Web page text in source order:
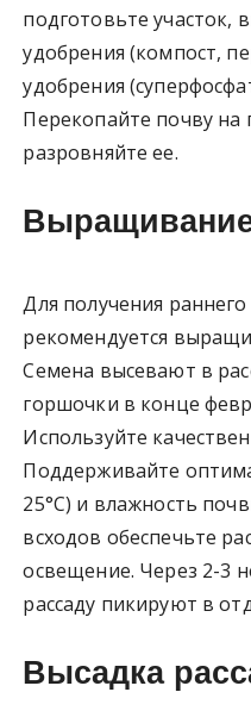
подготовьте участок,
удобрения (компост,
удобрения
Перекопайте почву на
разровняйте ее.
Для получения
рекомендуется
Семена высевают в
горшочки в конце
Используйте
Поддерживайте
25°C) и влажность
всходов обеспечьте
освещение. Через 2-3
рассаду пикируют в
Высадка